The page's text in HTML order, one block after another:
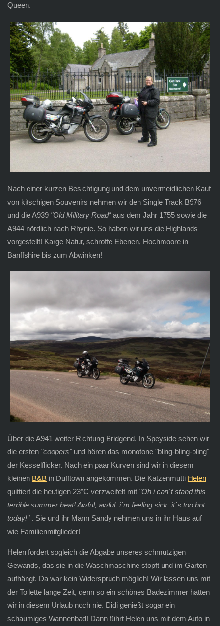
Queen.
Nach einer kurzen Besichtigung und dem unvermeidlichen Kauf
von kitschigen Souvenirs nehmen wir den Single Track B976
und die A939 "Old Military Road"aus dem Jahr 1755 sowie die
A944 nördlich nach Rhynie. So haben wir uns die Highlands
vorgestellt! Karge Natur, schroffe Ebenen, Hochmoore in
Banffshire bis zum Abwinken!
Über die A941 weiter Richtung Bridgend. In Speyside sehen wir
die ersten "coopers"und hören das monotone "bling-bling-bling"
der Kesselflicker. Nach ein paar Kurven sind wir in diesem
kleinen B&Bin Dufftown angekommen. Die Katzenmutti Helen
quittiert die heutigen 23°C verzweifelt mit "Oh i can´t stand this
terrible summer heat! Awful, awful, i´m feeling sick, it´s too hot
today!" . Sie und ihr Mann Sandy nehmen uns in ihr Haus auf
wie Familienmitglieder!
Helen fordert sogleich die Abgabe unseres schmutzigen
Gewands, das sie in die Waschmaschine stopft und im Garten
aufhängt. Da war kein Widerspruch möglich! Wir lassen uns mit
der Toilette lange Zeit, denn so ein schönes Badezimmer hatten
wir in diesem Urlaub noch nie. Didi genießt sogar ein
schaumiges Wannenbad! Dann führt Helen uns mit dem Auto in